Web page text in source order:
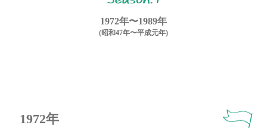
1972年〜1989年
(昭和47年〜平成元年)
1972年